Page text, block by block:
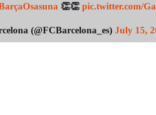
👏👏 pic.twitter.com/
(@FCBarcelona_es) July 15,